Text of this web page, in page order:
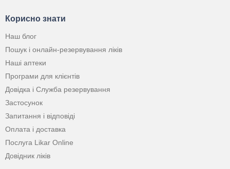
Корисно знати
Наш блог
Пошук і онлайн-резервування ліків
Наші аптеки
Програми для клієнтів
Довідка і Служба резервування
Застосунок
Запитання і відповіді
Оплата і доставка
Послуга Likar Online
Довідник ліків